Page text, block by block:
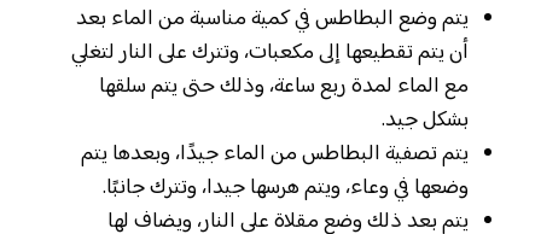
يتم وضع البطاطس في كمية مناسبة من الماء بعد
أن يتم تقطيعها إلى مكعبات، وتترك على النار لتغلي
مع الماء لمدة ربع ساعة، وذلك حتى يتم سلقها
بشكل جيد.
يتم تصفية البطاطس من الماء جيدًا، وبعدها يتم
وضعها في وعاء، ويتم هرسها جيدا، وتترك جانبًا.
يتم بعد ذلك وضع مقلاة على النار، ويضاف لها